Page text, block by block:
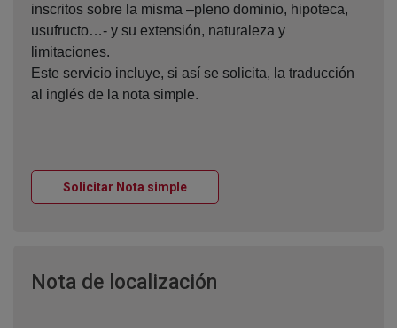
inscritos sobre la misma –pleno dominio, hipoteca,
usufructo…- y su extensión, naturaleza y
limitaciones.
Este servicio incluye, si así se solicita, la traducción
al inglés de la nota simple.
Solicitar Nota simpleVentana nueva
Nota de localización